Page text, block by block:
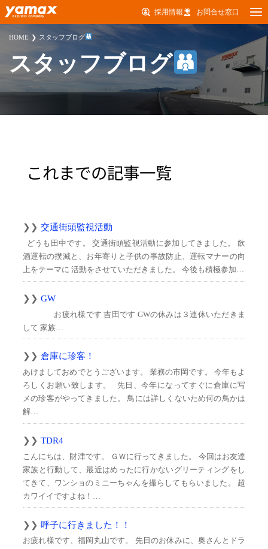
採用情報 お問合せ窓口
HOME スタッフブログ
スタッフブログ
これまでの記事一覧
交通街頭監視活動
どうも田中です。 交通街頭監視活動に参加してきました。 飲
酒運転の撲滅と、お年寄りと子供の事故防止、運転マナーの向
上をテーマに 活動をさせていただきました。 今後も積極参加…
GW
お疲れ様です 吉田です GWの休みは３連休いただきま
して 家族…
倉庫に珍客！
あけましておめでとうございます。 業務の市岡です。 今年もよ
ろしくお願い致します。 先日、今年になってすぐに倉庫に写
メの珍客がやってきました。 鳥には詳しくないため何の鳥かは
解…
TDR4
こんにちは、財津です。 ＧＷに行ってきました。 今回はお友達
家族と行動して、最近はめったに行かないグリーティングをし
てきて、ワンショのミニーちゃんを撮らしてもらいました。 超
カワイイですよね！…
呼子に行きました！！
お疲れ様です、福岡丸山です。 先日のお休みに、奥さんとドラ